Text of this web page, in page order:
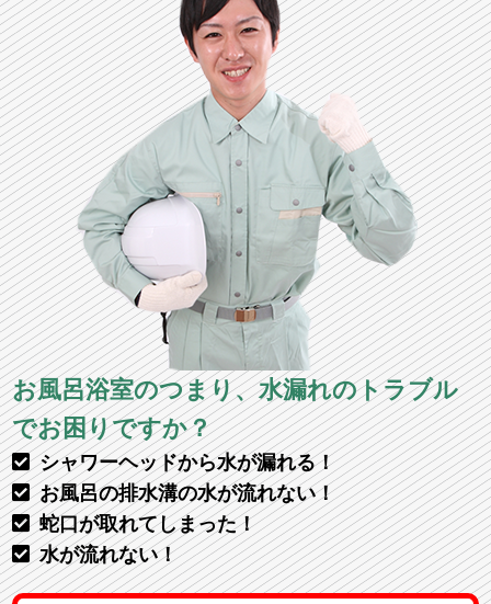
お風呂浴室のつまり、水漏れのトラブル
でお困りですか？
シャワーヘッドから水が漏れる！
お風呂の排水溝の水が流れない！
蛇口が取れてしまった！
水が流れない！